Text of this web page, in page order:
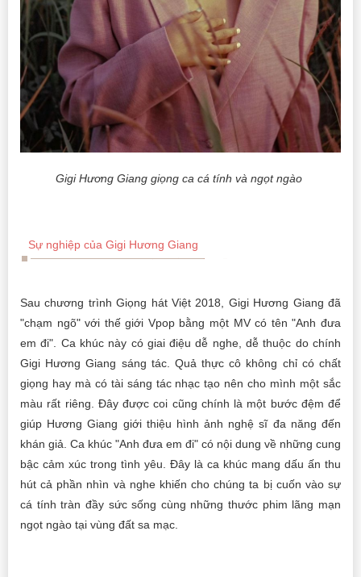
Gigi Hương Giang giọng ca cá tính và ngọt ngào
Sự nghiệp của Gigi Hương Giang
Sau chương trình Giọng hát Việt 2018, Gigi Hương Giang đã
"chạm ngõ" với thế giới Vpop bằng một MV có tên "Anh đưa
em đi". Ca khúc này có giai điệu dễ nghe, dễ thuộc do chính
Gigi Hương Giang sáng tác. Quả thực cô không chỉ có chất
giọng hay mà có tài sáng tác nhạc tạo nên cho mình một sắc
màu rất riêng. Đây được coi cũng chính là một bước đệm để
giúp Hương Giang giới thiệu hình ảnh nghệ sĩ đa năng đến
khán giả. Ca khúc "Anh đưa em đi" có nội dung về những cung
bậc cảm xúc trong tình yêu. Đây là ca khúc mang dấu ấn thu
hút cả phần nhìn và nghe khiến cho chúng ta bị cuốn vào sự
cá tính tràn đầy sức sống cùng những thước phim lãng mạn
ngọt ngào tại vùng đất sa mạc.